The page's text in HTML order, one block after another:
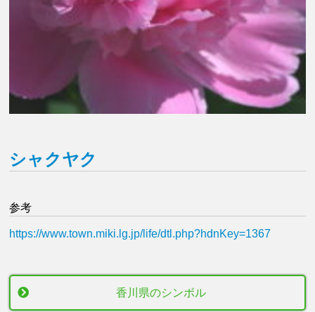
シャクヤク
参考
https://www.town.miki.lg.jp/life/dtl.php?hdnKey=1367
香川県のシンボル